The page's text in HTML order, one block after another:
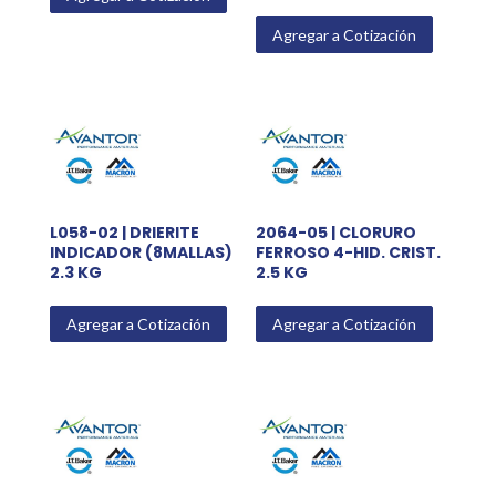
Agregar a Cotización
L058-02 | DRIERITE
INDICADOR (8MALLAS)
2.3 KG
Agregar a Cotización
2064-05 | CLORURO
FERROSO 4-HID. CRIST.
2.5 KG
Agregar a Cotización